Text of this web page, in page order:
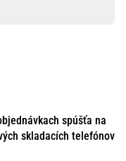
spúšťa na
skladacích telefónov